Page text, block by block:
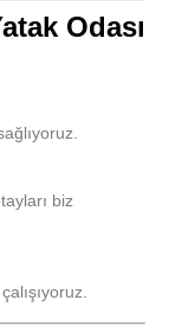
Odası
biz